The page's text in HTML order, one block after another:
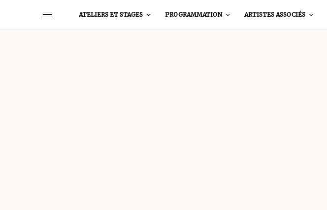
ATELIERS ET STAGES PROGRAMMATION ARTISTES ASSOCIÉS